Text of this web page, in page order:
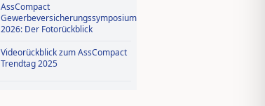
AssCompact
Gewerbeversicherungssymposium
2026: Der Fotorückblick
Videorückblick zum AssCompact
Trendtag 2025